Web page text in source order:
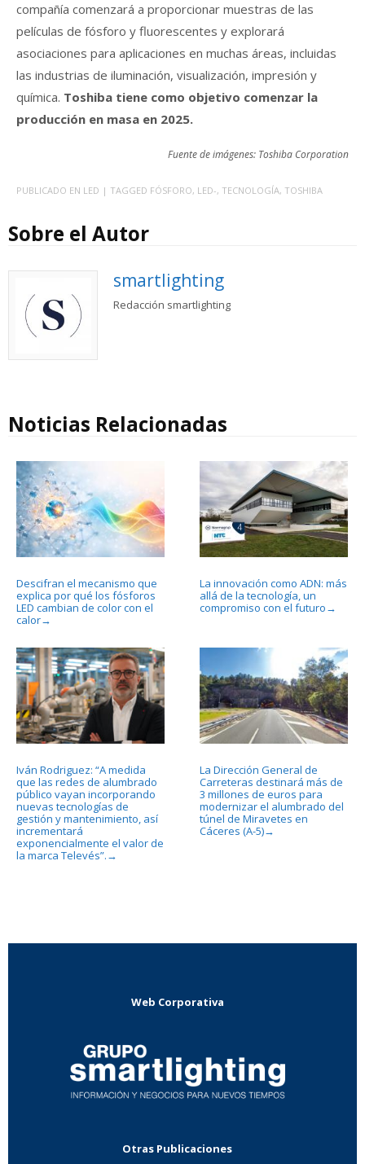
compañía comenzará a proporcionar muestras de las
películas de fósforo y fluorescentes y explorará
asociaciones para aplicaciones en muchas áreas, incluidas
las industrias de iluminación, visualización, impresión y
química. Toshiba tiene como objetivo comenzar la
producción en masa en 2025.
Fuente de imágenes: Toshiba Corporation
PUBLICADO EN LED | TAGGED FÓSFORO, LED-, TECNOLOGÍA, TOSHIBA
Sobre el Autor
smartlighting
Redacción smartlighting
Noticias Relacionadas
Descifran el mecanismo que
explica por qué los fósforos
LED cambian de color con el
calor→
La innovación como ADN: más
allá de la tecnología, un
compromiso con el futuro →
Iván Rodriguez: “A medida
que las redes de alumbrado
público vayan incorporando
nuevas tecnologías de
gestión y mantenimiento, así
incrementará
exponencialmente el valor de
la marca Televés”. →
La Dirección General de
Carreteras destinará más de
3 millones de euros para
modernizar el alumbrado del
túnel de Miravetes en
Cáceres (A-5)→
Web Corporativa
Otras Publicaciones